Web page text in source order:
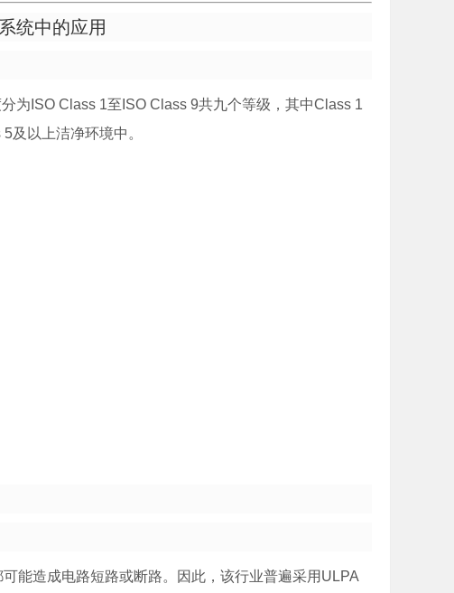
统中的应用
为ISO Class 1至ISO Class 9共九个等级，其中Class 1
及以上洁净环境中。
能造成电路短路或断路。因此，该行业普遍采用ULPA